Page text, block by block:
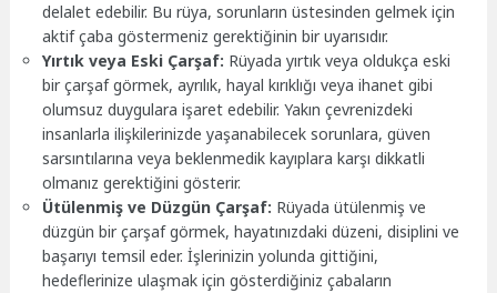
delalet edebilir. Bu rüya, sorunların üstesinden gelmek için
aktif çaba göstermeniz gerektiğinin bir uyarısıdır.
Yırtık veya Eski Çarşaf: Rüyada yırtık veya oldukça eski
bir çarşaf görmek, ayrılık, hayal kırıklığı veya ihanet gibi
olumsuz duygulara işaret edebilir. Yakın çevrenizdeki
insanlarla ilişkilerinizde yaşanabilecek sorunlara, güven
sarsıntılarına veya beklenmedik kayıplara karşı dikkatli
olmanız gerektiğini gösterir.
Ütülenmiş ve Düzgün Çarşaf: Rüyada ütülenmiş ve
düzgün bir çarşaf görmek, hayatınızdaki düzeni, disiplini ve
başarıyı temsil eder. İşlerinizin yolunda gittiğini,
hedeflerinize ulaşmak için gösterdiğiniz çabaların